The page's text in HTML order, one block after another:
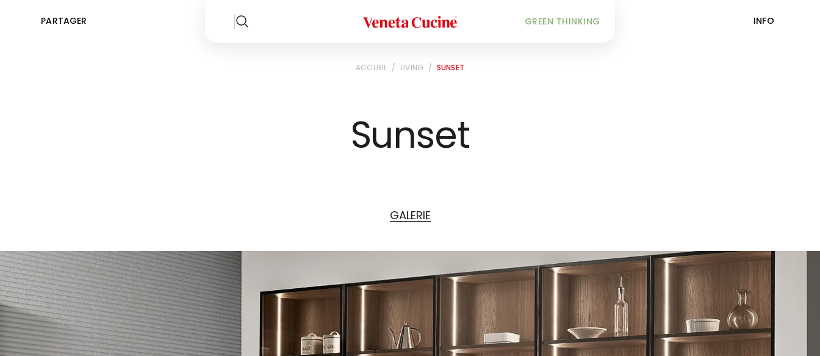
PARTAGER INFO
Veneta Cucine GREEN THINKING
ACCUEIL / LIVING / SUNSET
Sunset
GALERIE